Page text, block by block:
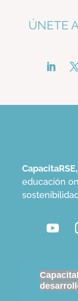
ÚNETE
CapacitaRSE,
educación